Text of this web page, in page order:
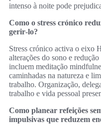
intenso à noite pode
Como o stress crónico
gerir‑lo?
Stress crónico activa o eixo
alterações do sono e
incluem meditação
caminhadas na natureza e
trabalho. Organização,
trabalho e vida pessoal
Como planear refeições
impulsivas que reduzem